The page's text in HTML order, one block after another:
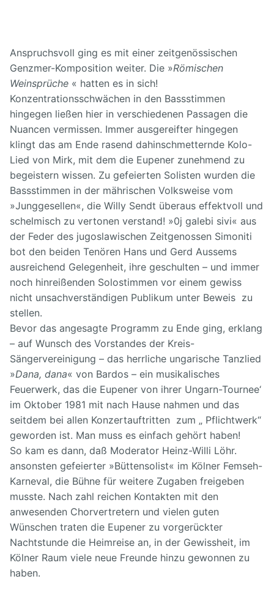
Anspruchsvoll ging es mit einer zeitgenössischen
Genzmer-Komposition weiter. Die »Römischen
Weinsprüche « hatten es in sich!
Konzentrationsschwächen in den Bassstimmen
hingegen ließen hier in verschiedenen Passagen die
Nuancen vermissen. Immer ausgereifter hingegen
klingt das am Ende rasend dahinschmetternde Kolo-
Lied von Mirk, mit dem die Eupener zunehmend zu
begeistern wissen. Zu gefeierten Solisten wurden die
Bassstimmen in der mährischen Volksweise vom
»Junggesellen«, die Willy Sendt überaus effektvoll und
schelmisch zu vertonen verstand! »0j galebi sivi« aus
der Feder des jugoslawischen Zeitgenossen Simoniti
bot den beiden Tenören Hans und Gerd Aussems
ausreichend Gelegenheit, ihre geschulten – und immer
noch hinreißenden Solostimmen vor einem gewiss
nicht unsachverständigen Publikum unter Beweis zu
stellen.
Bevor das angesagte Programm zu Ende ging, erklang
– auf Wunsch des Vorstandes der Kreis-
Sängervereinigung – das herrliche ungarische Tanzlied
»Dana, dana« von Bardos – ein musikalisches
Feuerwerk, das die Eupener von ihrer Ungarn-Tournee‘
im Oktober 1981 mit nach Hause nahmen und das
seitdem bei allen Konzertauftritten zum „ Pflichtwerk“
geworden ist. Man muss es einfach gehört haben!
So kam es dann, daß Moderator Heinz-Willi Löhr.
ansonsten gefeierter »Büttensolist« im Kölner Femseh-
Karneval, die Bühne für weitere Zugaben freigeben
musste. Nach zahl reichen Kontakten mit den
anwesenden Chorvertretern und vielen guten
Wünschen traten die Eupener zu vorgerückter
Nachtstunde die Heimreise an, in der Gewissheit, im
Kölner Raum viele neue Freunde hinzu gewonnen zu
haben.